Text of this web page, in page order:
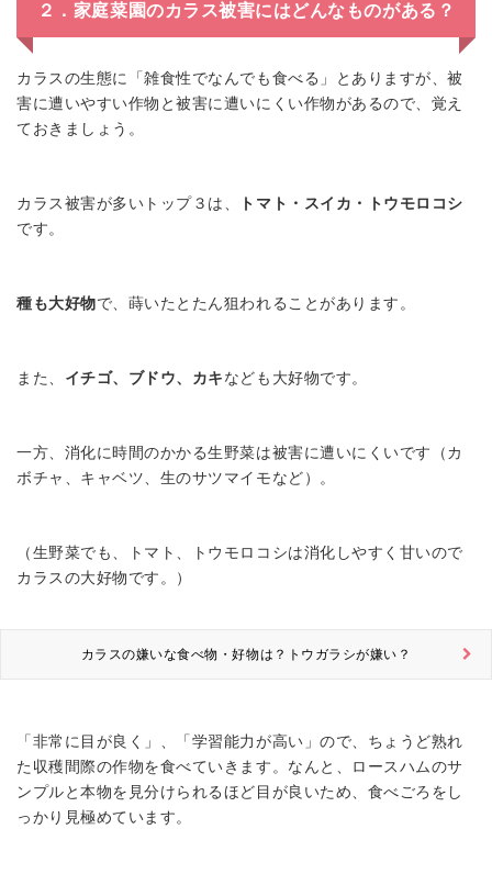
２．家庭菜園のカラス被害にはどんなものがある？
カラスの生態に「雑食性でなんでも食べる」とありますが、被
害に遭いやすい作物と被害に遭いにくい作物があるので、覚え
ておきましょう。
カラス被害が多いトップ３は、
トマト・スイカ・トウモロコシ
です。
種も大好物で、蒔いたとたん狙われることがあります。
また、 イチゴ、ブドウ、カキなども大好物です。
一方、消化に時間のかかる生野菜は被害に遭いにくいです（カ
ボチャ、キャベツ、生のサツマイモなど）。
（生野菜でも、トマト、トウモロコシは消化しやすく甘いので
カラスの大好物です。）
カラスの嫌いな食べ物・好物は？トウガラシが嫌い？
「非常に目が良く」、「学習能力が高い」ので、ちょうど熟れ
た収穫間際の作物を食べていきます。なんと、ロースハムのサ
ンプルと本物を見分けられるほど目が良いため、食べごろをし
っかり見極めています。